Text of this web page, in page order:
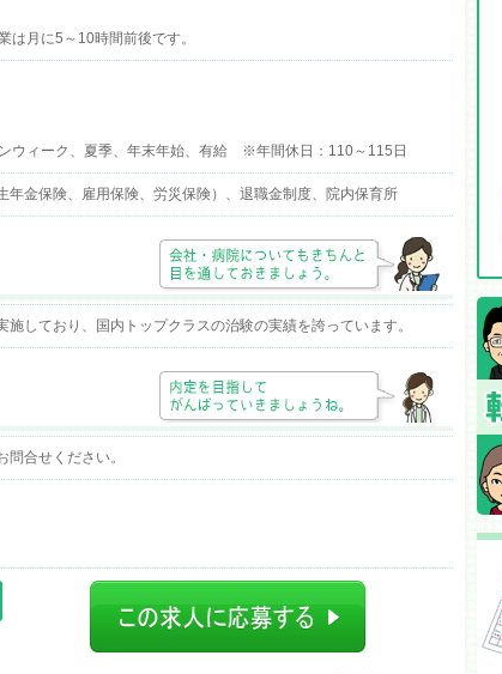
は月に5～10時間前後です。
ウィーク、夏季、年末年始、有給 ※年間休日：110～115日
年金保険、雇用保険、労災保険）、退職金制度、院内保育所
しており、国内トップクラスの治験の実績を誇っています。
問合せください。